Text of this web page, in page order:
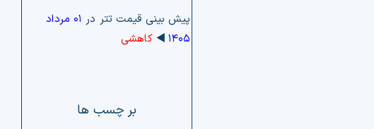
پیش بینی قیمت تتر در
۰۱ مرداد
۱۴۰۵ ◀️ کاهشی
بر چسب ها